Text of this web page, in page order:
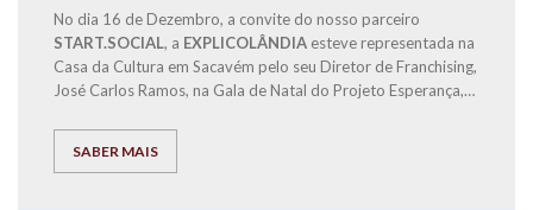
No dia 16 de Dezembro, a convite do nosso parceiro
START.SOCIAL, a EXPLICOLÂNDIA esteve representada na
Casa da Cultura em Sacavém pelo seu Diretor de Franchising,
José Carlos Ramos, na Gala de Natal do Projeto Esperança,
no VIII Fórum de Educação e nosso Centro de Estudos, para
SABER MAIS